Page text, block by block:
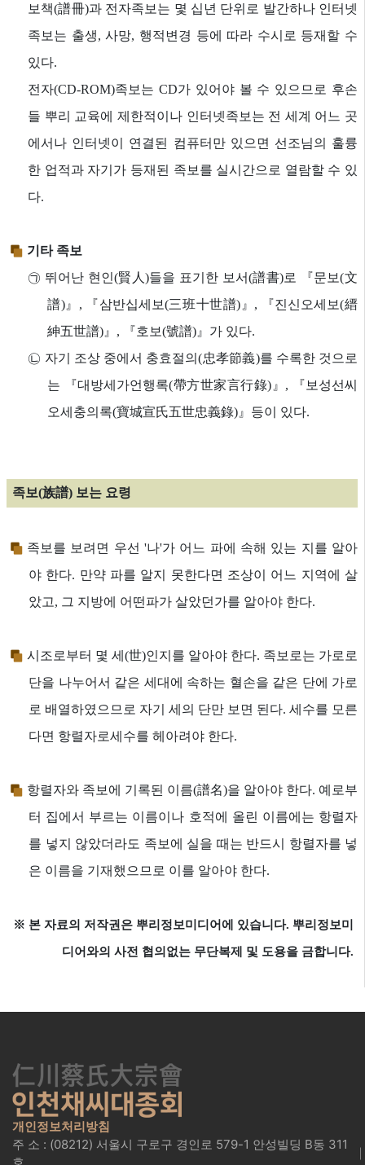
보책(譜冊)과 전자족보는 몇 십년 단위로 발간하나 인터넷
족보는 출생, 사망, 행적변경 등에 따라 수시로 등재할 수
있다.
전자(CD-ROM)족보는 CD가 있어야 볼 수 있으므로 후손
들 뿌리 교육에 제한적이나 인터넷족보는 전 세계 어느 곳
에서나 인터넷이 연결된 컴퓨터만 있으면 선조님의 훌륭
한 업적과 자기가 등재된 족보를 실시간으로 열람할 수 있
다.
기타 족보
㉠ 뛰어난 현인(賢人)들을 표기한 보서(譜書)로 『문보(文
譜)』, 『삼반십세보(三班十世譜)』, 『진신오세보(縉
紳五世譜)』, 『호보(號譜)』가 있다.
㉡ 자기 조상 중에서 충효절의(忠孝節義)를 수록한 것으로
는 『대방세가언행록(帶方世家言行錄)』, 『보성선씨
오세충의록(寶城宣氏五世忠義錄)』등이 있다.
족보(族譜) 보는 요령
족보를 보려면 우선 '나'가 어느 파에 속해 있는 지를 알아
야 한다. 만약 파를 알지 못한다면 조상이 어느 지역에 살
았고, 그 지방에 어떤파가 살았던가를 알아야 한다.
시조로부터 몇 세(世)인지를 알아야 한다. 족보로는 가로로
단을 나누어서 같은 세대에 속하는 혈손을 같은 단에 가로
로 배열하였으므로 자기 세의 단만 보면 된다. 세수를 모른
다면 항렬자로세수를 헤아려야 한다.
항렬자와 족보에 기록된 이름(譜名)을 알아야 한다. 예로부
터 집에서 부르는 이름이나 호적에 올린 이름에는 항렬자
를 넣지 않았더라도 족보에 실을 때는 반드시 항렬자를 넣
은 이름을 기재했으므로 이를 알아야 한다.
※ 본 자료의 저작권은 뿌리정보미디어에 있습니다. 뿌리정보미
디어와의 사전 협의없는 무단복제 및 도용을 금합니다.
개인정보처리방침
주 소 : (08212) 서울시 구로구 경인로 579-1 안성빌딩 B동 311